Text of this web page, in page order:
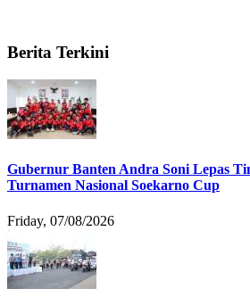
Berita Terkini
Gubernur Banten Andra Soni Lepas
Turnamen Nasional Soekarno Cup
Friday, 07/08/2026